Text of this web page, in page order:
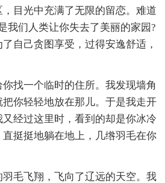
目光中充满了无限的留恋。难道
我们人类让你失去了美丽的家园?
自己贪图享受，过得安逸舒适，
找一个临时的住所。我发现墙角
你轻轻地放在那儿。于是我走开
经过这里时，看到的却是你冰冷
挺挺地躺在地上，几绺羽毛在你
毛飞翔，飞向了辽远的天空。我